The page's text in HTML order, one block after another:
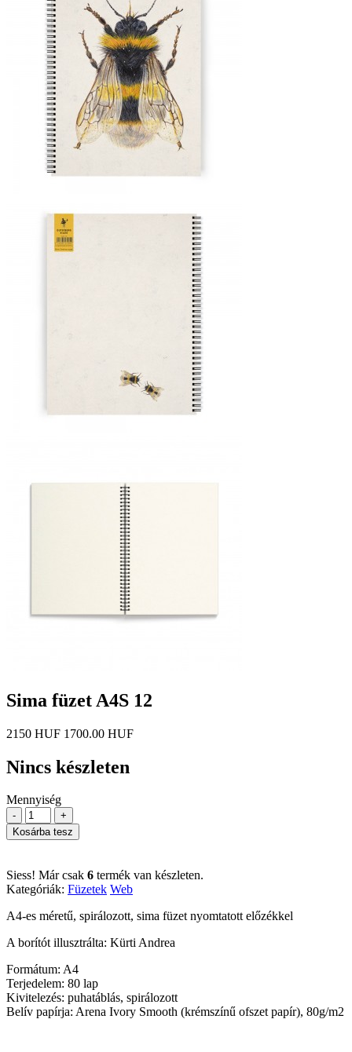
Sima füzet A4S 12
2150 HUF 1700.00 HUF
Nincs készleten
Mennyiség
-
+
Kosárba tesz
Siess! Már csak 6 termék van készleten.
Kategóriák: Füzetek Web
A4-es méretű, spirálozott, sima füzet nyomtatott előzékkel
A borítót illusztrálta: Kürti Andrea
Formátum: A4
Terjedelem: 80 lap
Kivitelezés: puhatáblás, spirálozott
Belív papírja: Arena Ivory Smooth (krémszínű ofszet papír), 80g/m2